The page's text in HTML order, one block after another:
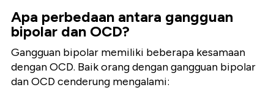
Apa perbedaan antara gangguan
bipolar dan OCD?
Gangguan bipolar memiliki beberapa kesamaan
dengan OCD. Baik orang dengan gangguan bipolar
dan OCD cenderung mengalami: